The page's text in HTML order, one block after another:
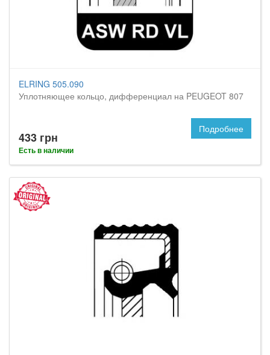
ELRING 505.090
Уплотняющее кольцо, дифференциал на PEUGEOT 807
433 грн
Есть в наличии
Подробнее